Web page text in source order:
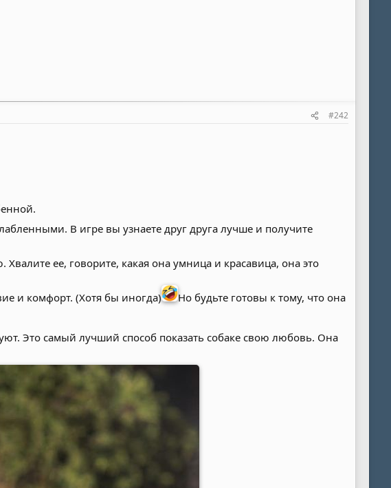
#242
В игре вы узнаете друг друга лучше и получите
ее, говорите, какая она умница и красавица, она это
и комфорт. (Хотя бы иногда)
Но будьте готовы к тому, что она
Это самый лучший способ показать собаке свою любовь. Она